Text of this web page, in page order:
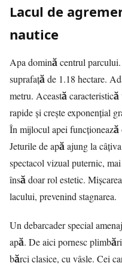
Lacul de
nautice
Apa domină centrul
suprafață de 1.18 hectare.
metru. Această
rapide și crește exponențial
În mijlocul apei
Jeturile de apă ajung la
spectacol vizual puternic,
însă doar rol estetic.
lacului, prevenind stagnarea.
Un debarcader special
apă. De aici pornesc
bărci clasice, cu vâsle. Cei